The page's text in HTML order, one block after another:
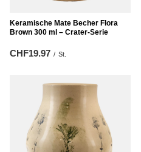
Keramische Mate Becher Flora
Brown 300 ml – Crater-Serie
CHF19.97 / St.